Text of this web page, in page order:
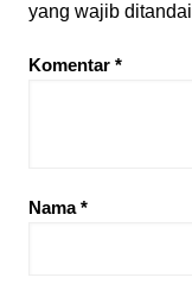
yang wajib ditandai
Komentar *
Nama*